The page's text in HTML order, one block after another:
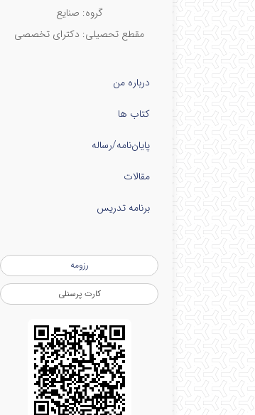
گروه: صنايع
مقطع تحصیلی: دکترای تخصصی
درباره من
کتاب ها
پایان‌نامه‌/رساله
مقالات
برنامه تدریس
رزومه
کارت پرسنلی